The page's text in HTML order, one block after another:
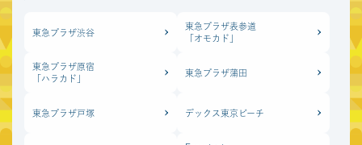
東急プラザ渋谷
東急プラザ表参道
「オモカド」
東急プラザ原宿
「ハラカド」
東急プラザ蒲田
東急プラザ戸塚 デックス東京ビーチ